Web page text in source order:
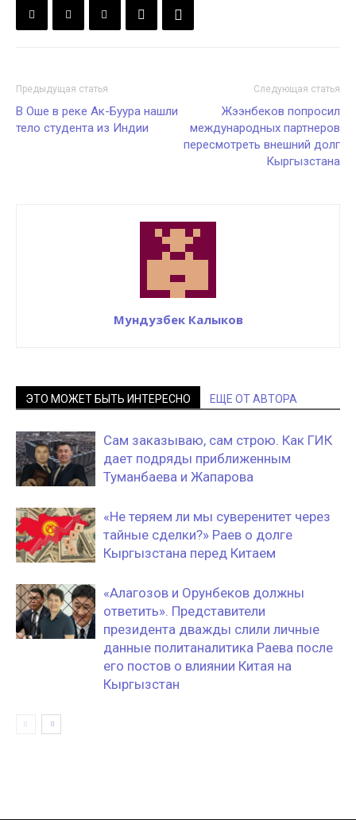
Предыдущая статья
В Оше в реке Ак-Буура нашли
тело студента из Индии
Следующая статья
Жээнбеков попросил
международных партнеров
пересмотреть внешний долг
Кыргызстана
Мундузбек Калыков
ЭТО МОЖЕТ БЫТЬ ИНТЕРЕСНО ЕЩЕ ОТ АВТОРА
Сам заказываю, сам строю. Как ГИК
дает подряды приближенным
Туманбаева и Жапарова
«Не теряем ли мы суверенитет через
тайные сделки?» Раев о долге
Кыргызстана перед Китаем
«Алагозов и Орунбеков должны
ответить». Представители
президента дважды слили личные
данные политаналитика Раева после
его постов о влиянии Китая на
Кыргызстан